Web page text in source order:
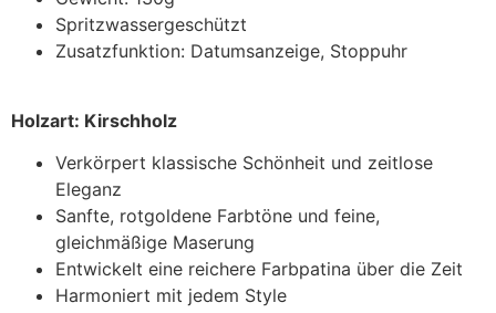
Spritzwassergeschützt
Zusatzfunktion: Datumsanzeige, Stoppuhr
Holzart: Kirschholz
Verkörpert klassische Schönheit und zeitlose
Eleganz
Sanfte, rotgoldene Farbtöne und feine,
gleichmäßige Maserung
Entwickelt eine reichere Farbpatina über die Zeit
Harmoniert mit jedem Style